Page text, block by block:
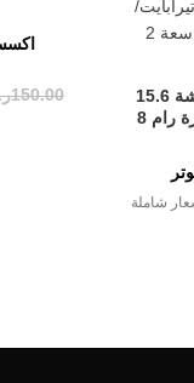
ديل لابتوب إنسبايرون 3593، بشاشة 15.6
بوصة ومعالج كور i7 1065U/ ذاكرة رام 8
شاملة
150.00